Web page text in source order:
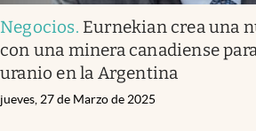
Negocios. Eurnekian crea una
con una minera canadiense
uranio en la Argentina
jueves, 27 de Marzo de 2025